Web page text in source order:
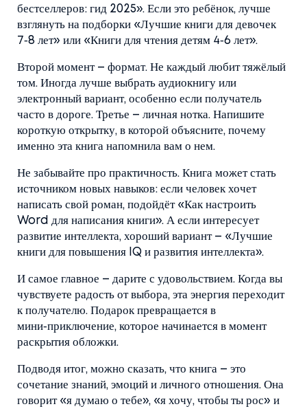
бестселлеров: гид 2025». Если это ребёнок, лучше
взглянуть на подборки «Лучшие книги для девочек
7‑8 лет» или «Книги для чтения детям 4‑6 лет».
Второй момент – формат. Не каждый любит тяжёлый
том. Иногда лучше выбрать аудиокнигу или
электронный вариант, особенно если получатель
часто в дороге. Третье – личная нотка. Напишите
короткую открытку, в которой объясните, почему
именно эта книга напомнила вам о нем.
Не забывайте про практичность. Книга может стать
источником новых навыков: если человек хочет
написать свой роман, подойдёт «Как настроить
Word для написания книги». А если интересует
развитие интеллекта, хороший вариант – «Лучшие
книги для повышения IQ и развития интеллекта».
И самое главное – дарите с удовольствием. Когда вы
чувствуете радость от выбора, эта энергия переходит
к получателю. Подарок превращается в
мини‑приключение, которое начинается в момент
раскрытия обложки.
Подводя итог, можно сказать, что книга – это
сочетание знаний, эмоций и личного отношения. Она
говорит «я думаю о тебе», «я хочу, чтобы ты рос» и